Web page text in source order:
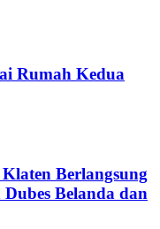
Rumah Kedua
Berlangsung
Belanda dan